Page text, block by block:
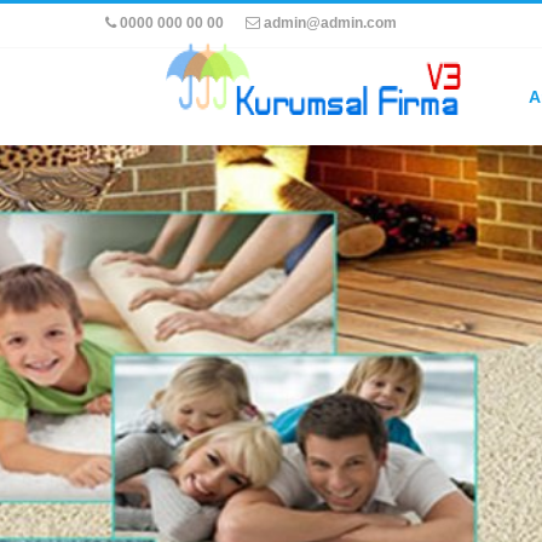
Ücretsiz Servis
Ücretsiz servisimizden
yararlanmak için lütfen sipariş
geçiniz.
Aydenk Hijyenik Halı Yıkama Merkezine hoşgeldiniz!
0000 000 00 00 admin@admin.com